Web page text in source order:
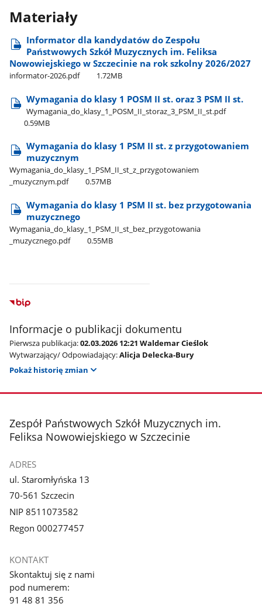
Materiały
Informator dla kandydatów do Zespołu
Państwowych Szkół Muzycznych im. Feliksa
Nowowiejskiego w Szczecinie na rok szkolny 2026/2027
informator-2026.pdf 1.72MB
Wymagania do klasy 1 POSM II st. oraz 3 PSM II st.
Wymagania​_do​_klasy​_1​_POSM​_II​_storaz​_3​_PSM​_II​_st.pdf
0.59MB
Wymagania do klasy 1 PSM II st. z przygotowaniem
muzycznym
Wymagania​_do​_klasy​_1​_PSM​_II​_st​_z​_przygotowaniem​
_muzycznym.pdf
0.57MB
Wymagania do klasy 1 PSM II st. bez przygotowania
muzycznego
Wymagania​_do​_klasy​_1​_PSM​_II​_st​_bez​_przygotowania​
_muzycznego.pdf
0.55MB
Informacje o publikacji dokumentu
Pierwsza publikacja:02.03.2026 12:21 Waldemar Cieślok
Wytwarzający/ Odpowiadający:Alicja Delecka-Bury
Pokaż historię zmian
stopka
Zespół Państwowych Szkół Muzycznych im.
Feliksa Nowowiejskiego w Szczecinie
ADRES
ul. Staromłyńska 13
70-561 Szczecin
NIP 8511073582
Regon 000277457
KONTAKT
Skontaktuj się z nami
pod numerem:
91 48 81 356